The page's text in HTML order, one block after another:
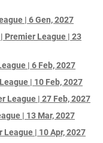
| 6 Gen, 2027
Premier League | 23
| 6 Feb, 2027
| 10 Feb, 2027
League | 27 Feb, 2027
| 13 Mar, 2027
League | 10 Apr, 2027